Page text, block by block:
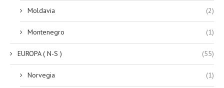
Moldavia (2)
Montenegro (1)
EUROPA ( N-S ) (55)
Norvegia (1)